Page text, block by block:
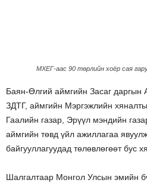
МХЕГ-аас 90 төрлийн хоёр сая
Баян-Өлгий аймгийн Засаг даргын
ЗДТГ, аймгийн Мэргэжлийн
Гаалийн газар, Эрүүл мэндийн
аймгийн төвд үйл ажиллагаа
байгууллагуудад төлөвлөгөөт бус
Шалгалтаар Монгол Улсын эмийн